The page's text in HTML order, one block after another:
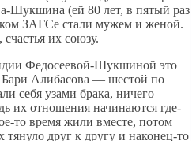
Шукшина (ей 80 лет, в пятый раз
ЗАГСе стали мужем и женой.
их союзу.
Федосеевой-Шукшиной это
Бари Алибасова — шестой по
себя узами брака, ничего
их отношения начинаются где-
то время жили вместе, потом
тянуло друг к другу и наконец-то